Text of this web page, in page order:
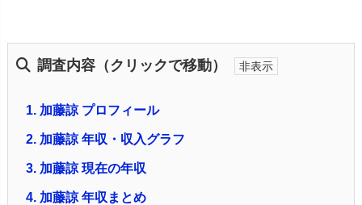
調査内容（クリックで移動）
1. 加藤諒 プロフィール
2. 加藤諒 年収・収入グラフ
3. 加藤諒 現在の年収
4. 加藤諒 年収まとめ